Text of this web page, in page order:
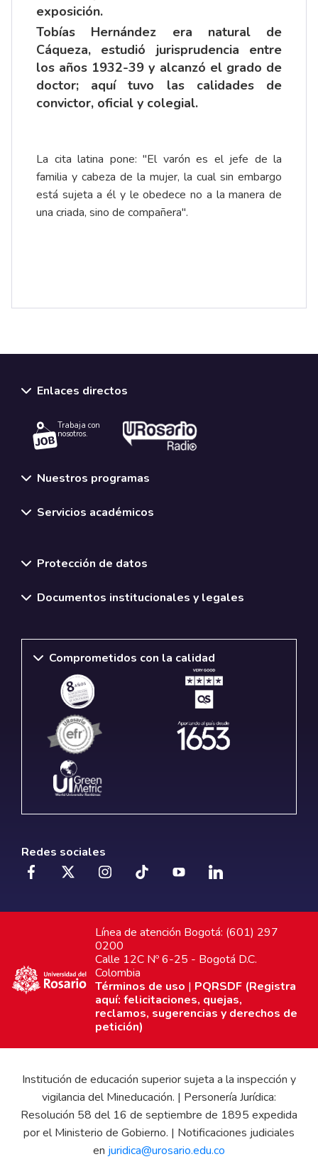
exposición.
Tobías Hernández era natural de
Cáqueza, estudió jurisprudencia entre
los años 1932-39 y alcanzó el grado de
doctor; aquí tuvo las calidades de
convictor, oficial y colegial.
La cita latina pone: "El varón es el jefe de la
familia y cabeza de la mujer, la cual sin embargo
está sujeta a él y le obedece no a la manera de
una criada, sino de compañera".
Enlaces directos
Trabaja con
nosotros.
Nuestros programas
Servicios académicos
Protección de datos
Documentos institucionales y legales
Comprometidos con la calidad
Redes sociales
Línea de atención Bogotá: (601) 297
0200
Calle 12C Nº 6-25 - Bogotá D.C.
Colombia
Términos de uso | PQRSDF (Registra
aquí: felicitaciones, quejas,
reclamos, sugerencias y derechos de
petición)
Institución de educación superior sujeta a la inspección y
vigilancia del Mineducación. | Personería Jurídica:
Resolución 58 del 16 de septiembre de 1895 expedida
por el Ministerio de Gobierno. | Notificaciones judiciales
en juridica@urosario.edu.co